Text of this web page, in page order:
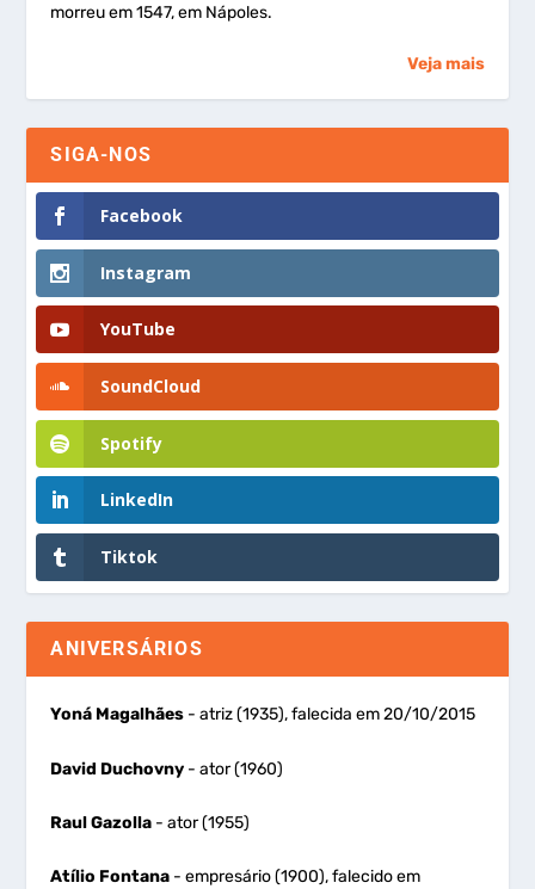
morreu em 1547, em Nápoles.
Veja mais
SIGA-NOS
Facebook
Instagram
YouTube
SoundCloud
Spotify
LinkedIn
Tiktok
ANIVERSÁRIOS
Yoná Magalhães - atriz (1935), falecida em 20/10/2015
David Duchovny - ator (1960)
Raul Gazolla - ator (1955)
Atílio Fontana - empresário (1900), falecido em